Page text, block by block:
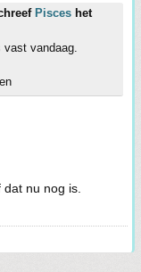
Pisces het
vast vandaag.
nu nog is.